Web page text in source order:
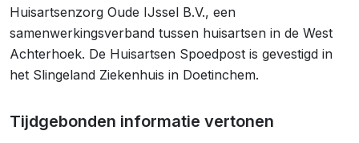
Huisartsenzorg Oude IJssel B.V., een
samenwerkingsverband tussen huisartsen in de West
Achterhoek. De Huisartsen Spoedpost is gevestigd in
het Slingeland Ziekenhuis in Doetinchem.
Tijdgebonden informatie vertonen